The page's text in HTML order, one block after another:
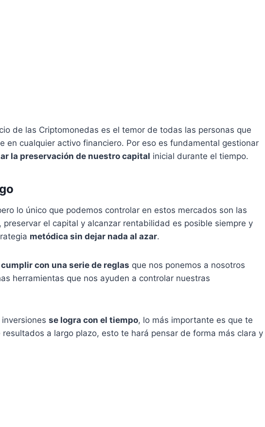
de las Criptomonedas es el temor de todas las personas que
en cualquier activo financiero. Por eso es fundamental gestionar
la preservación de nuestro capital inicial durante el tiempo.
lo único que podemos controlar en estos mercados son las
preservar el capital y alcanzar rentabilidad es posible siempre y
metódica sin dejar nada al azar.
con una serie de reglas que nos ponemos a nosotros
herramientas que nos ayuden a controlar nuestras
se logra con el tiempo, lo más importante es que te
a largo plazo, esto te hará pensar de forma más clara y